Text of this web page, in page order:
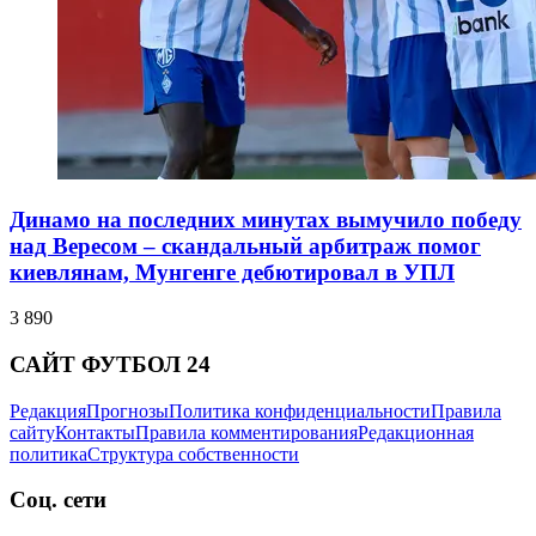
Динамо на последних минутах вымучило победу
над Вересом – скандальный арбитраж помог
киевлянам, Мунгенге дебютировал в УПЛ
3 890
САЙТ ФУТБОЛ 24
РедакцияПрогнозыПолитика конфиденциальностиПравила
сайтуКонтактыПравила комментированияРедакционная
политикаСтруктура собственности
Соц. сети